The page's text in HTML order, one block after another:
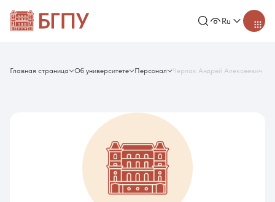
Ru
Главная страница Об университете Персонал Черпак Андрей Алексеевич